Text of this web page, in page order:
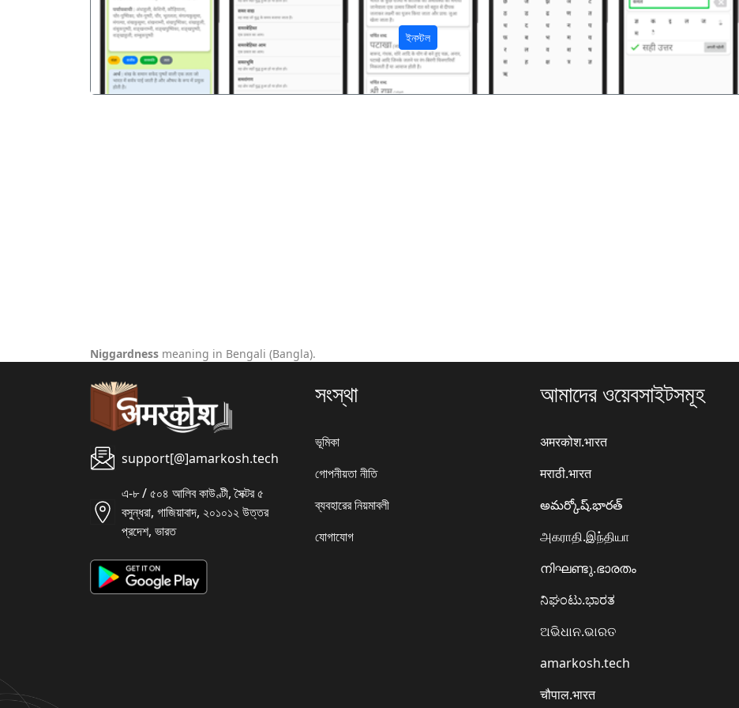
ইনস্টল
Niggardness meaning in Bengali (Bangla).
support[@]amarkosh.tech
এ-৮ / ৫০৪ আলিব কাউণ্টী, সৈক্টর ৫
বসুন্ধরা, গাজিয়াবাদ, ২০১০১২ উত্তর
প্রদেশ, ভারত
সংস্থা
ভূমিকা
গোপনীয়তা নীতি
ব্যবহারের নিয়মাবলী
যোগাযোগ
আমাদের ওয়েবসাইটসমূহ
अमरकोश.भारत
मराठी.भारत
అమర్కోష్.భారత్
அகராதி.இந்தியா
നിഘണ്ടു.ഭാരതം
ನಿಘಂಟು.ಭಾರತ
ଅଭିଧାନ.ଭାରତ
amarkosh.tech
चौपाल.भारत